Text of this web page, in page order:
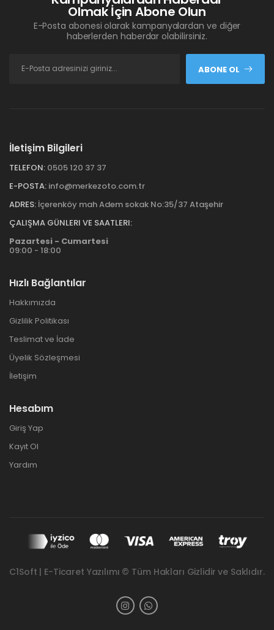
Olmak İçin Abone Olun
E-Posta abonesi olarak kampanyalardan ve diğer
haberlerden haberdar olabilirsiniz.
ABONE OL
İletişim Bilgileri
TELEFON: 0505 120 37 37
E-POSTA: info@merkezoto.com.tr
ADRES: İçerenköy mah Adem sokak No:35/37 Ataşehir
ÇALIŞMA GÜNLERI VE SAATLERI:
Pazartesi - Cumartesi
09:00 - 18:00
Hızlı Bağlantılar
Hakkımızda
Gizlilik Politikası
Teslimat ve İade
Üyelik Sözleşmesi
İletişim
Hesabım
Giriş Yap
Kayıt Ol
Yardım
C1Soft | E-Ticaret Yazılımı © Tüm Hakları Gizlidir ve Saklıdır.